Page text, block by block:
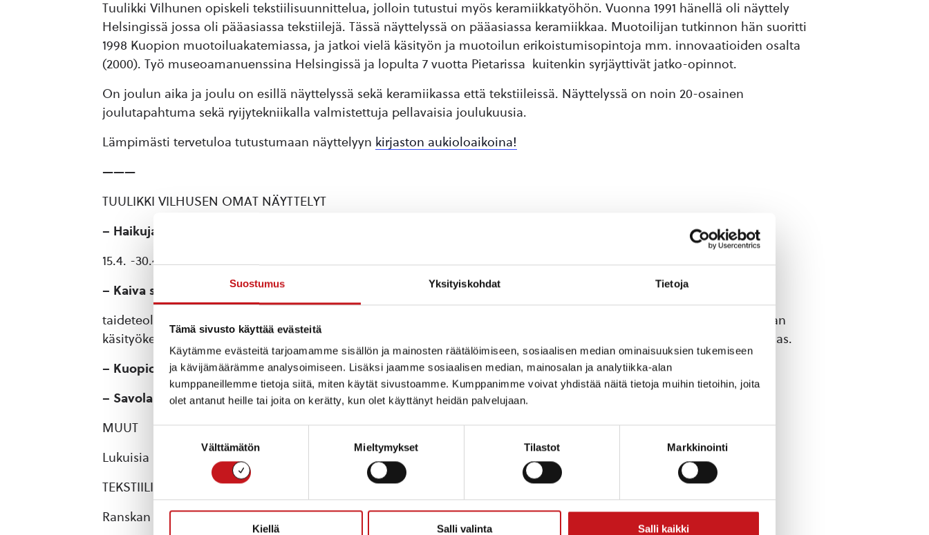
Suostumus Yksityiskohdat Tietoja
Tämä sivusto käyttää evästeitä
Käytämme evästeitä tarjoamamme sisällön ja mainosten räätälöimiseen, sosiaalisen median ominaisuuksien tukemiseen
ja kävijämäärämme analysoimiseen. Lisäksi jaamme sosiaalisen median, mainosalan ja analytiikka-alan
kumppaneillemme tietoja siitä, miten käytät sivustoamme. Kumppanimme voivat yhdistää näitä tietoja muihin tietoihin, joita
olet antanut heille tai joita on kerätty, kun olet käyttänyt heidän palvelujaan.
Välttämätön Mieltymykset Tilastot Markkinointi
Kiellä Salli valinta Salli kaikki
Tuulikki Vilhunen opiskeli tekstiilisuunnittelua, jolloin tutustui myös keramiikkatyöhön. Vuonna 1991 hänellä oli näyttely
Helsingissä jossa oli pääasiassa tekstiilejä. Tässä näyttelyssä on pääasiassa keramiikkaa. Muotoilijan tutkinnon hän suoritti
1998 Kuopion muotoiluakatemiassa, ja jatkoi vielä käsityön ja muotoilun erikoistumisopintoja mm. innovaatioiden osalta
(2000). Työ museoamanuenssina Helsingissä ja lopulta 7 vuotta Pietarissa kuitenkin syrjäyttivät jatko-opinnot.
On joulun aika ja joulu on esillä näyttelyssä sekä keramiikassa että tekstiileissä. Näyttelyssä on noin 20-osainen
joulutapahtuma sekä ryijytekniikalla valmistettuja pellavaisia joulukuusia.
Lämpimästi tervetuloa tutustumaan näyttelyyn kirjaston aukioloaikoina!
———
TUULIKKI VILHUSEN OMAT NÄYTTELYT
– Haikuja
15.4. -30.4.1991
– Kaiva siitä missä seisot– Tuotekehittely ja yhteistyö pilottiprojektissa, Kuopion käsi- ja
taideteollisuusakatemia, 1998, josta näyttely
Vesannon käsityökeskuksessa 19.10 – 12.11.1998, Karttulan
käsityökeskuksessa 16.11. -4.12.1998 ja Keiteleen kunnankirjastossa 17.3. -16.4.1999. Aihe: Topi – Nepalilainen hattukangas.
– Kuopion messut, 1998.Kutsuttuna Sisä-Savon seutuyhtymän osastossa.
– Savolainen ilmiö.Käsityökesä Suomenlinnassa, 2000, järj. Pohjois-Savon taidetoimikunta
MUUT
Lukuisia näyttelyitä Suomessa eri museoihin eri aiheista.
TEKSTIILISUUNNITTELUA
Ranskan ev.lut.kirkon St. Gabrielin seurakunta, Marseille: Kirkkotekstiilit, (3 alttarikangasta,